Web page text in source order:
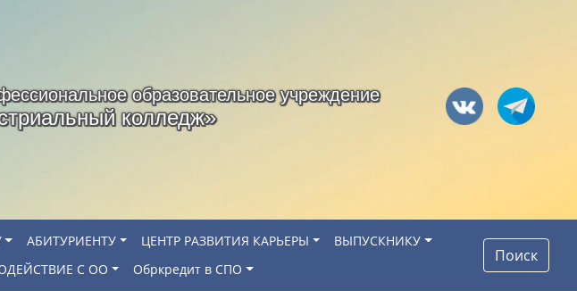
образовательное учреждение
колледж»
АБИТУРИЕНТУ ЦЕНТР РАЗВИТИЯ КАРЬЕРЫ
ВЫПУСКНИКУ
С ОО Обркредит в СПО
Поиск